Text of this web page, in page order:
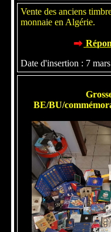
Vente des anciens
monnaie en Algérie.
Date d'insertion : 7
BE/BU/